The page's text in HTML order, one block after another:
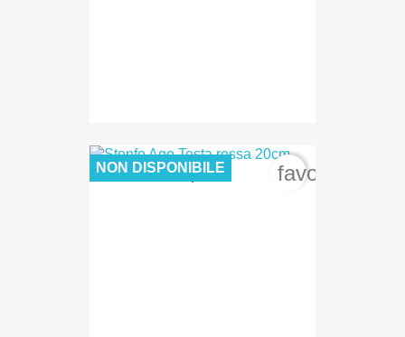
5,20 €
NON DISPONIBILE